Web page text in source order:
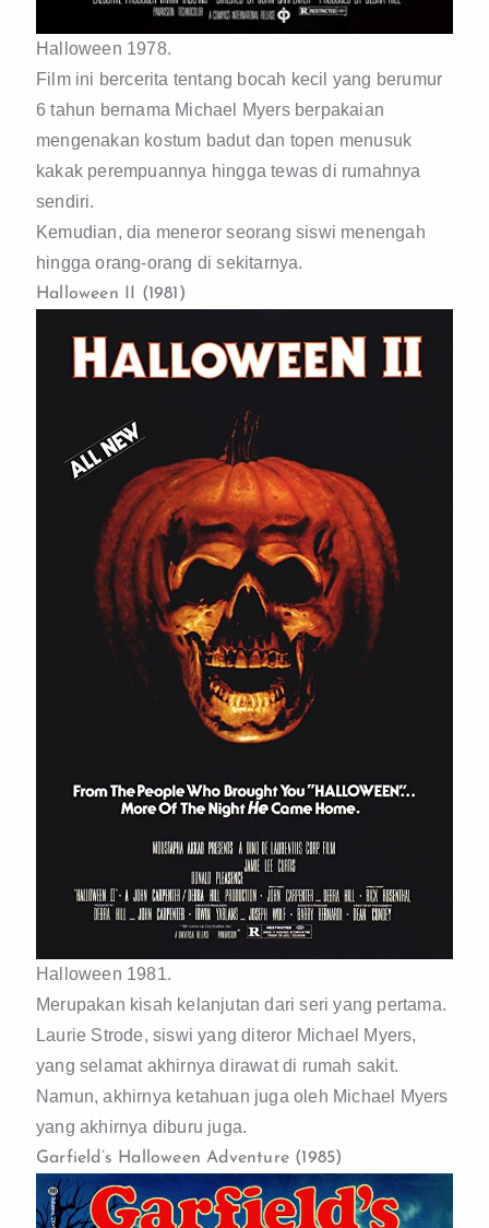
Halloween 1978.
Film ini bercerita tentang bocah kecil yang berumur
6 tahun bernama Michael Myers berpakaian
mengenakan kostum badut dan topen menusuk
kakak perempuannya hingga tewas di rumahnya
sendiri.
Kemudian, dia meneror seorang siswi menengah
hingga orang-orang di sekitarnya.
Halloween II (1981)
Halloween 1981.
Merupakan kisah kelanjutan dari seri yang pertama.
Laurie Strode, siswi yang diteror Michael Myers,
yang selamat akhirnya dirawat di rumah sakit.
Namun, akhirnya ketahuan juga oleh Michael Myers
yang akhirnya diburu juga.
Garfield’s Halloween Adventure (1985)